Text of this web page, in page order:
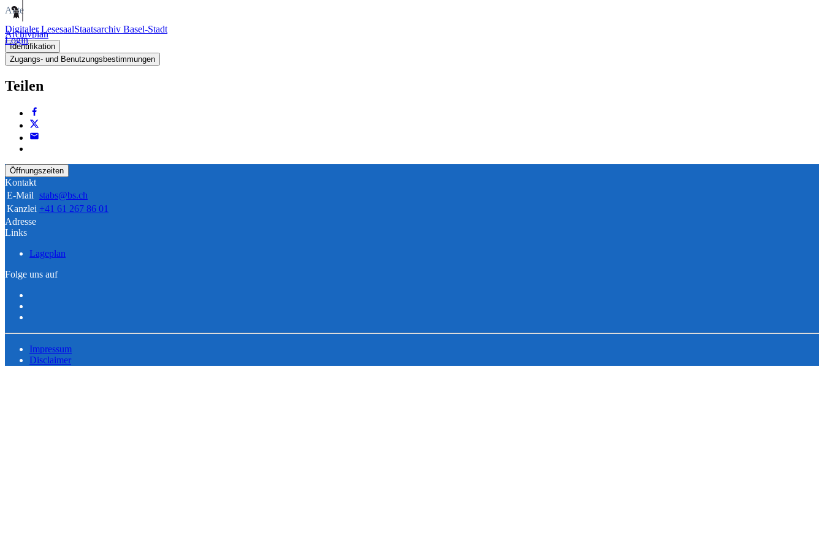
Digitaler LesesaalStaatsarchiv Basel-Stadt
Login
Akte
Archivplan
Identifikation
Zugangs- und Benutzungsbestimmungen
Teilen
Öffnungszeiten
Kontakt
E-Mail stabs@bs.ch
Kanzlei +41 61 267 86 01
Adresse
Links
Lageplan
Folge uns auf
Impressum
Disclaimer